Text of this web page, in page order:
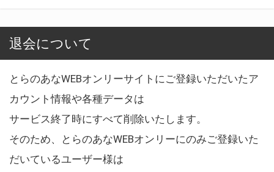
退会について
とらのあなWEBオンリーサイトにご登録いただいたア
カウント情報や各種データは
サービス終了時にすべて削除いたします。
そのため、とらのあなWEBオンリーにのみご登録いた
だいているユーザー様は